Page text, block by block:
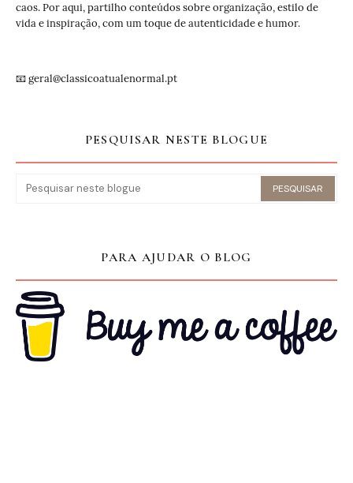
caos. Por aqui, partilho conteúdos sobre organização, estilo de
vida e inspiração, com um toque de autenticidade e humor.
📧 geral@classicoatualenormal.pt
PESQUISAR NESTE BLOGUE
PARA AJUDAR O BLOG